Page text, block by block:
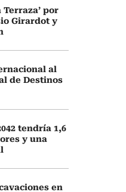
Terraza’ por
Girardot y
al
de Destinos
tendría 1,6
y una
en